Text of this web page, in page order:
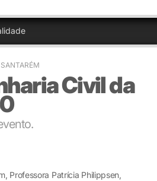
Civil da
Professora Patrícia Philippsen,